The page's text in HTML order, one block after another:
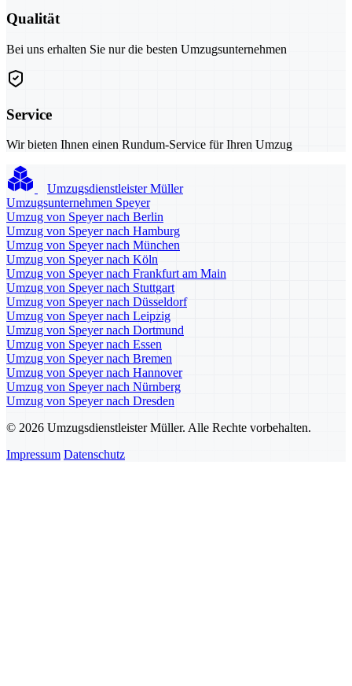
Qualität
Bei uns erhalten Sie nur die besten Umzugsunternehmen
Service
Wir bieten Ihnen einen Rundum-Service für Ihren Umzug
Umzugsdienstleister Müller
Umzugsunternehmen Speyer
Umzug von Speyer nach Berlin
Umzug von Speyer nach Hamburg
Umzug von Speyer nach München
Umzug von Speyer nach Köln
Umzug von Speyer nach Frankfurt am Main
Umzug von Speyer nach Stuttgart
Umzug von Speyer nach Düsseldorf
Umzug von Speyer nach Leipzig
Umzug von Speyer nach Dortmund
Umzug von Speyer nach Essen
Umzug von Speyer nach Bremen
Umzug von Speyer nach Hannover
Umzug von Speyer nach Nürnberg
Umzug von Speyer nach Dresden
© 2026 Umzugsdienstleister Müller. Alle Rechte vorbehalten.
Impressum Datenschutz